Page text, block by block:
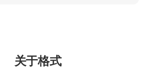
关于格式